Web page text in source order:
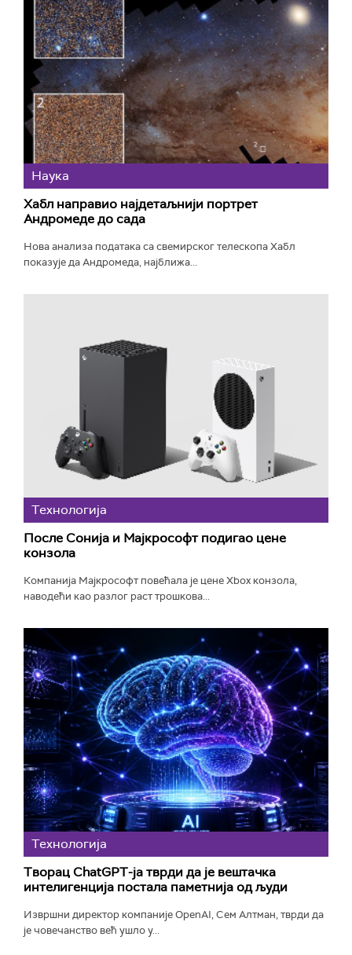
Наука
Хабл направио најдетаљнији портрет
Андромеде до сада
Нова анализа података са свемирског телескопа Хабл
показује да Андромеда, најближа...
Технологијa
После Сонија и Мајкрософт подигао цене
конзола
Компанија Мајкрософт повећала је цене Xbox конзола,
наводећи као разлог раст трошкова...
Технологијa
Творац ChatGPT-ја тврди да је вештачка
интелигенција постала паметнија од људи
Извршни директор компаније OpenAI, Сем Алтман, тврди да
је човечанство већ ушло у...